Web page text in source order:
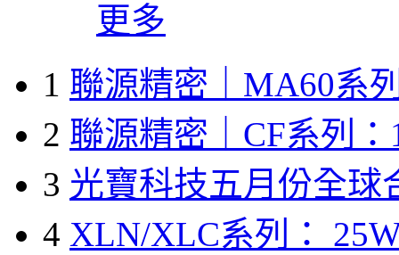
更多
1 聯源精密｜MA60系
2 聯源精密｜CF系列：
3 光寶科技五月份全球
4 XLN/XLC系列：